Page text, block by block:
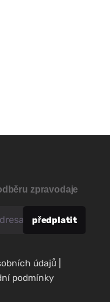
zpravodaje
údajů
podmínky